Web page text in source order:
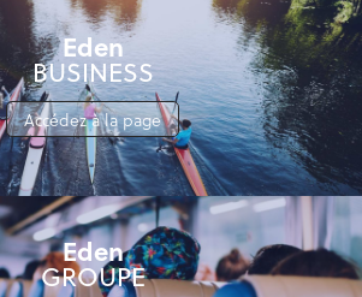
Eden
BUSINESS
Accédez à la page
Eden
GROUPE